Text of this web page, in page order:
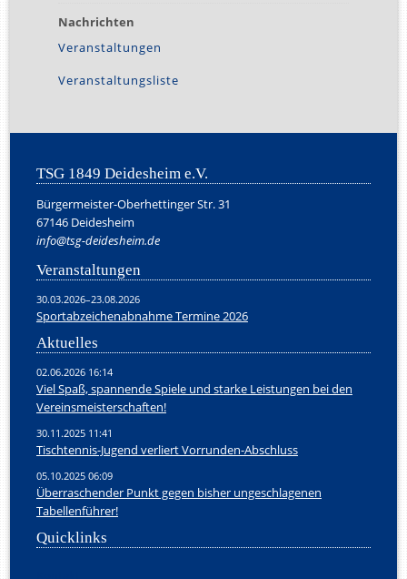
Navigation
überspringen
Nachrichten
Veranstaltungen
Veranstaltungsliste
TSG 1849 Deidesheim e.V.
Bürgermeister-Oberhettinger Str. 31
67146 Deidesheim
info@tsg-deidesheim.de
Veranstaltungen
30.03.2026–23.08.2026
Sportabzeichenabnahme Termine 2026
Aktuelles
02.06.2026 16:14
Viel Spaß, spannende Spiele und starke Leistungen bei den
Vereinsmeisterschaften!
30.11.2025 11:41
Tischtennis-Jugend verliert Vorrunden-Abschluss
05.10.2025 06:09
Überraschender Punkt gegen bisher ungeschlagenen
Tabellenführer!
Quicklinks